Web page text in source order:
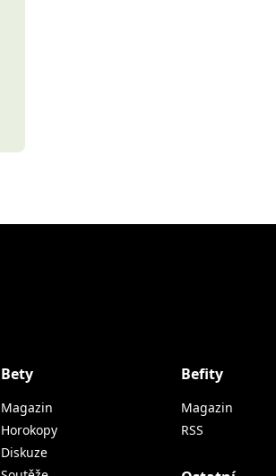
Bety
Magazin
Horokopy
Diskuze
Befity
Magazin
RSS